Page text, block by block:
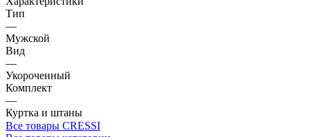
Тип
—
Мужской
Вид
—
Укороченный
Комплект
—
Куртка и штаны
Все товары CRESSI